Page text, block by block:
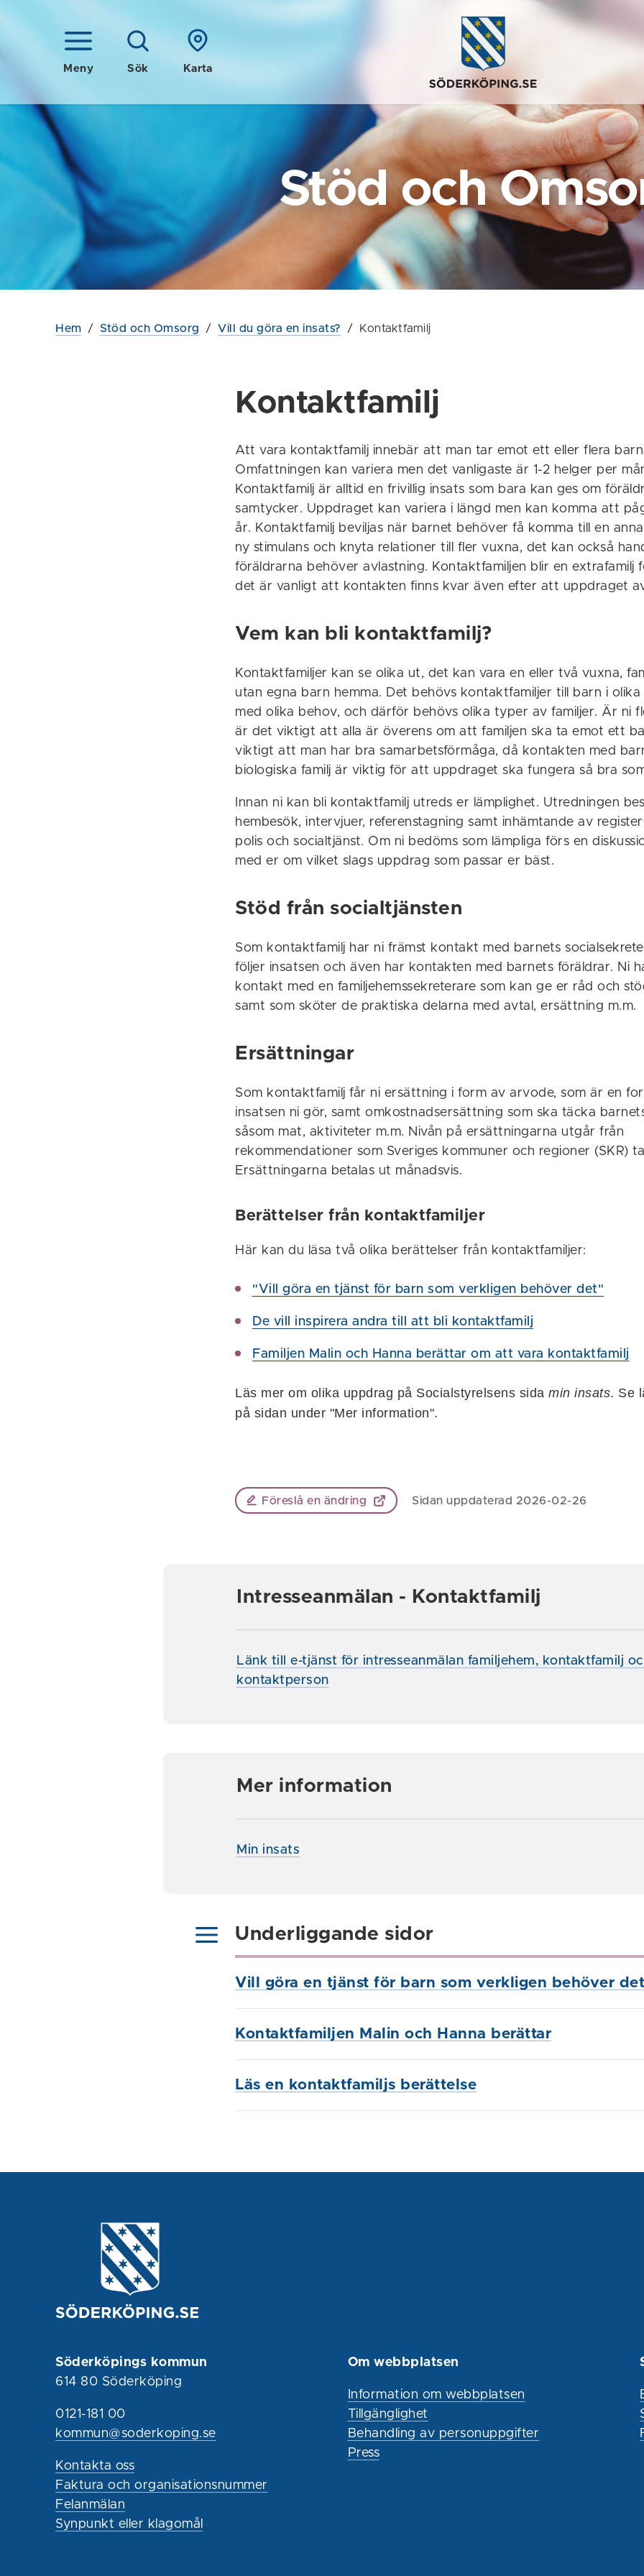
Meny Sök Karta
Stöd och
Hem / Stöd och Omsorg / Vill du göra en insats? / Kontaktfamilj
Kontaktfamilj
Att vara kontaktfamilj innebär att man tar emot ett eller flera
Omfattningen kan variera men det vanligaste är 1-2 helger per
Kontaktfamilj är alltid en frivillig insats som bara kan ges om
samtycker. Uppdraget kan variera i längd men kan komma att
år. Kontaktfamilj beviljas när barnet behöver få komma till en
ny stimulans och knyta relationer till fler vuxna, det kan också
föräldrarna behöver avlastning. Kontaktfamiljen blir en extrafamilj
det är vanligt att kontakten finns kvar även efter att uppdraget
Vem kan bli kontaktfamilj?
Kontaktfamiljer kan se olika ut, det kan vara en eller två vuxna,
utan egna barn hemma. Det behövs kontaktfamiljer till barn i
med olika behov, och därför behövs olika typer av familjer. Är ni
är det viktigt att alla är överens om att familjen ska ta emot ett
viktigt att man har bra samarbetsförmåga, då kontakten med
biologiska familj är viktig för att uppdraget ska fungera så bra
Innan ni kan bli kontaktfamilj utreds er lämplighet. Utredningen
hembesök, intervjuer, referenstagning samt inhämtande av
polis och socialtjänst. Om ni bedöms som lämpliga förs en
med er om vilket slags uppdrag som passar er bäst.
Stöd från socialtjänsten
Som kontaktfamilj har ni främst kontakt med barnets
följer insatsen och även har kontakten med barnets föräldrar. Ni
kontakt med en familjehemssekreterare som kan ge er råd och
samt som sköter de praktiska delarna med avtal, ersättning m.m.
Ersättningar
Som kontaktfamilj får ni ersättning i form av arvode, som är en
insatsen ni gör, samt omkostnadsersättning som ska täcka
såsom mat, aktiviteter m.m. Nivån på ersättningarna utgår från
rekommendationer som Sveriges kommuner och regioner (SKR)
Ersättningarna betalas ut månadsvis.
Berättelser från kontaktfamiljer
Här kan du läsa två olika berättelser från kontaktfamiljer:
"Vill göra en tjänst för barn som verkligen behöver det"
De vill inspirera andra till att bli kontaktfamilj
Familjen Malin och Hanna berättar om att vara kontaktfamilj
Läs mer om olika uppdrag på Socialstyrelsens sida min insats. Se
på sidan under "Mer information".
Föreslå en ändring Sidan uppdaterad 2026-02-26
Intresseanmälan - Kontaktfamilj
Länk till e-tjänst för intresseanmälan familjehem, kontaktfamilj
kontaktperson
Mer information
Min insats
Underliggande sidor
Vill göra en tjänst för barn som verkligen behöver det
Kontaktfamiljen Malin och Hanna berättar
Läs en kontaktfamiljs berättelse
Söderköpings kommun
614 80 Söderköping
0121-181 00
kommun@soderkoping.se
Kontakta oss
Faktura och organisationsnummer
Felanmälan
Synpunkt eller klagomål
Om webbplatsen
Information om webbplatsen
Tillgänglighet
Behandling av personuppgifter
Press